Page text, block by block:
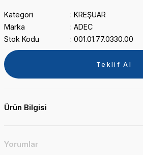
Kategori
KREŞUAR
Marka
ADEC
Stok Kodu
001.01.77.0330.00
Teklif Al
Ürün Bilgisi
Yorumlar